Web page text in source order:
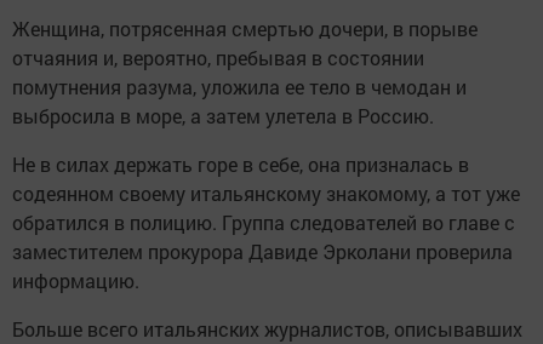
Женщина, потрясенная смертью дочери, в порыве
отчаяния и, вероятно, пребывая в состоянии
помутнения разума, уложила ее тело в чемодан и
выбросила в море, а затем улетела в Россию.
Не в силах держать горе в себе, она призналась в
содеянном своему итальянскому знакомому, а тот уже
обратился в полицию. Группа следователей во главе с
заместителем прокурора Давиде Эрколани проверила
информацию.
Больше всего итальянских журналистов, описывавших